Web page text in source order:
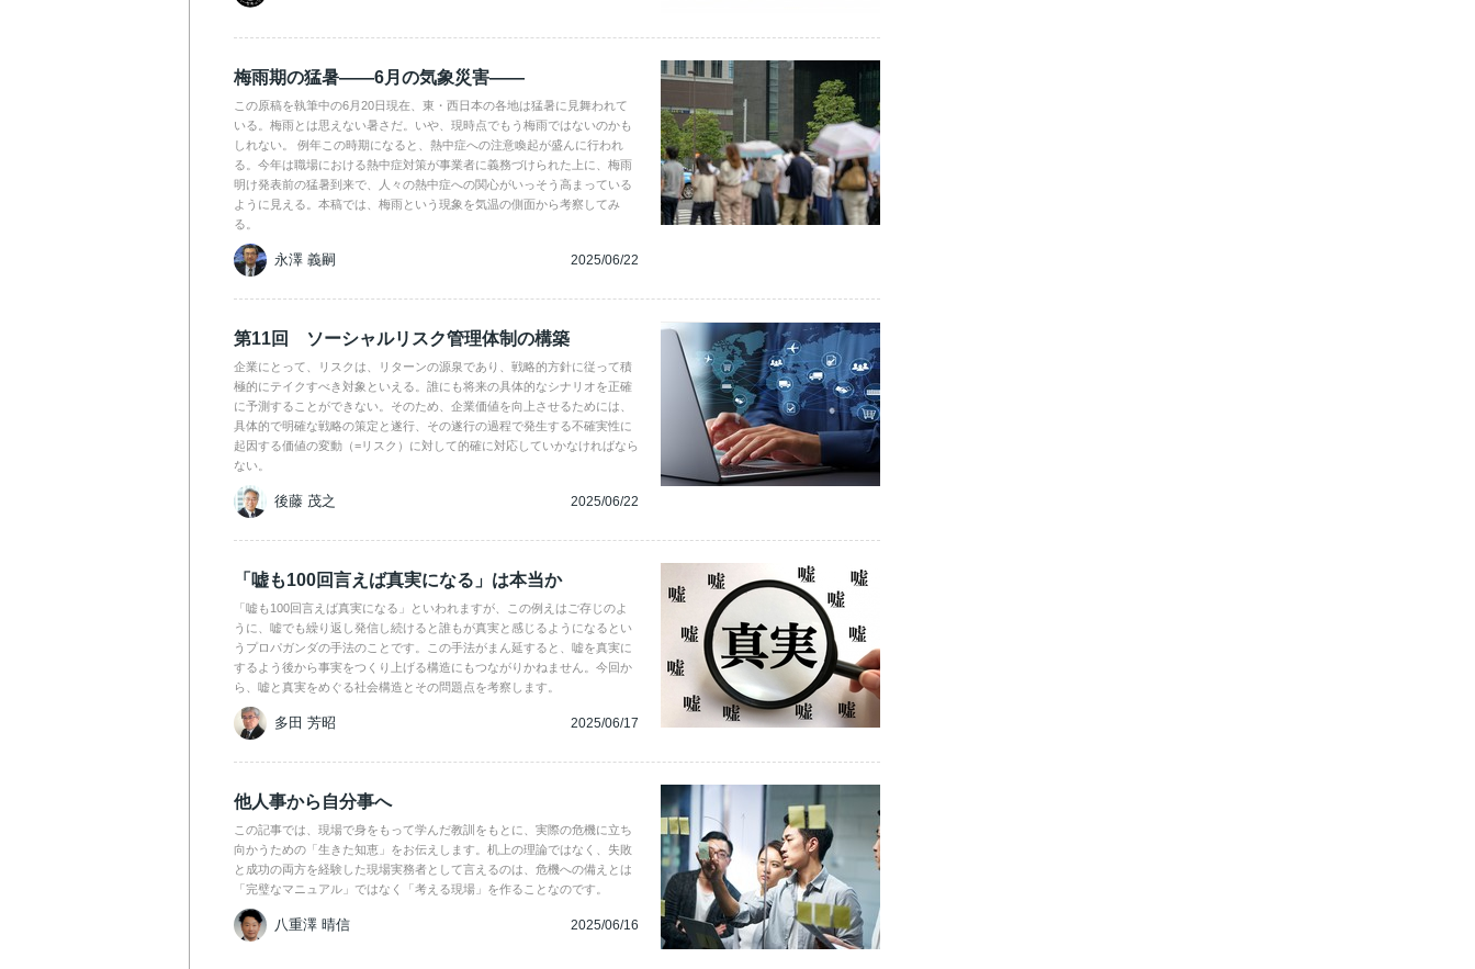
梅雨期の猛暑――6月の気象災害――
この原稿を執筆中の6月20日現在、東・西日本の各地は猛暑に見舞われて
いる。梅雨とは思えない暑さだ。いや、現時点でもう梅雨ではないのかも
しれない。 例年この時期になると、熱中症への注意喚起が盛んに行われ
る。今年は職場における熱中症対策が事業者に義務づけられた上に、梅雨
明け発表前の猛暑到来で、人々の熱中症への関心がいっそう高まっている
ように見える。本稿では、梅雨という現象を気温の側面から考察してみ
る。
永澤 義嗣 2025/06/22
第11回 ソーシャルリスク管理体制の構築
企業にとって、リスクは、リターンの源泉であり、戦略的方針に従って積
極的にテイクすべき対象といえる。誰にも将来の具体的なシナリオを正確
に予測することができない。そのため、企業価値を向上させるためには、
具体的で明確な戦略の策定と遂行、その遂行の過程で発生する不確実性に
起因する価値の変動（=リスク）に対して的確に対応していかなければなら
ない。
後藤 茂之 2025/06/22
「嘘も100回言えば真実になる」は本当か
「嘘も100回言えば真実になる」といわれますが、この例えはご存じのよ
うに、嘘でも繰り返し発信し続けると誰もが真実と感じるようになるとい
うプロパガンダの手法のことです。この手法がまん延すると、嘘を真実に
するよう後から事実をつくり上げる構造にもつながりかねません。今回か
ら、嘘と真実をめぐる社会構造とその問題点を考察します。
多田 芳昭 2025/06/17
他人事から自分事へ
この記事では、現場で身をもって学んだ教訓をもとに、実際の危機に立ち
向かうための「生きた知恵」をお伝えします。机上の理論ではなく、失敗
と成功の両方を経験した現場実務者として言えるのは、危機への備えとは
「完璧なマニュアル」ではなく「考える現場」を作ることなのです。
八重澤 晴信 2025/06/16